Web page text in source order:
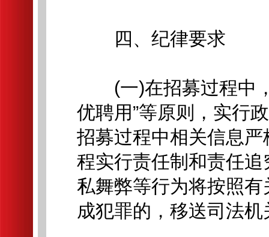
四、纪律要求
(一)在招募过程中，
优聘用”等原则，实行
招募过程中相关信息
程实行责任制和责任
私舞弊等行为将按照
成犯罪的，移送司法机